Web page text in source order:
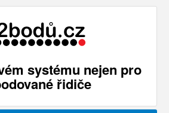
systému nejen pro
řidiče